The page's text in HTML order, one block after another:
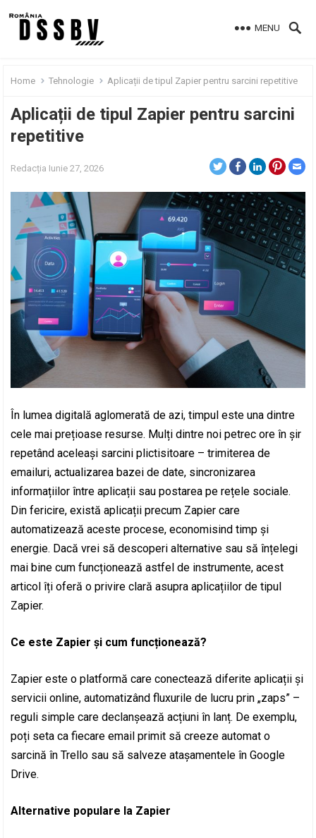
MENU
Home Tehnologie Aplicații de tipul Zapier pentru sarcini repetitive
Aplicații de tipul Zapier pentru sarcini
repetitive
Redacția Iunie 27, 2026
În lumea digitală aglomerată de azi, timpul este una dintre
cele mai prețioase resurse. Mulți dintre noi petrec ore în șir
repetând aceleași sarcini plictisitoare – trimiterea de
emailuri, actualizarea bazei de date, sincronizarea
informațiilor între aplicații sau postarea pe rețele sociale.
Din fericire, există aplicații precum Zapier care
automatizează aceste procese, economisind timp și
energie. Dacă vrei să descoperi alternative sau să înțelegi
mai bine cum funcționează astfel de instrumente, acest
articol îți oferă o privire clară asupra aplicațiilor de tipul
Zapier.
Ce este Zapier și cum funcționează?
Zapier este o platformă care conectează diferite aplicații și
servicii online, automatizând fluxurile de lucru prin „zaps” –
reguli simple care declanșează acțiuni în lanț. De exemplu,
poți seta ca fiecare email primit să creeze automat o
sarcină în Trello sau să salveze atașamentele în Google
Drive.
Alternative populare la Zapier